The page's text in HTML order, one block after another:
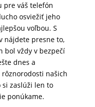
pre váš telefón
osviežiť jeho
voľbou. S
nájdete presne to,
bol vždy v bezpečí
dnes a
našich
si zaslúži len to
ponúkame.